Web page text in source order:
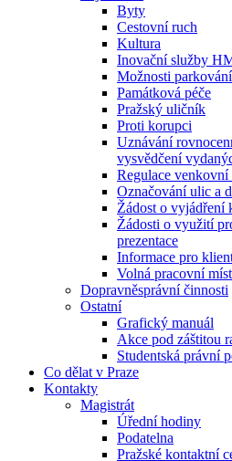
Byty
Cestovní ruch
Kultura
Inovační služby
Možnosti
Památková péče
Pražský uličník
Proti korupci
Uznávání
vysvědčení
Regulace
Označování ulic a
Žádost o vyjádření
Žádosti o využití
prezentace
Informace pro
Volná pracovní
Dopravněsprávní činnosti
Ostatní
Grafický manuál
Akce pod záštitou
Studentská právní
Co dělat v Praze
Kontakty
Magistrát
Úřední hodiny
Podatelna
Pražské kontaktní